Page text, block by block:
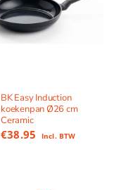
BK Easy Induction
koekenpan Ø26 cm
Ceramic
€38.95 Incl. BTW